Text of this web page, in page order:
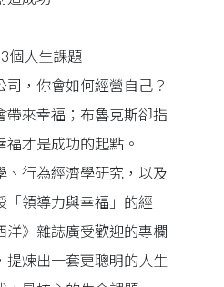
個人生課題
，你會如何經營自己？
帶來幸福；布魯克斯卻指
才是成功的起點。
、行為經濟學研究，以及
「領導力與幸福」的經
洋》雜誌廣受歡迎的專欄
提煉出一套更聰明的人生